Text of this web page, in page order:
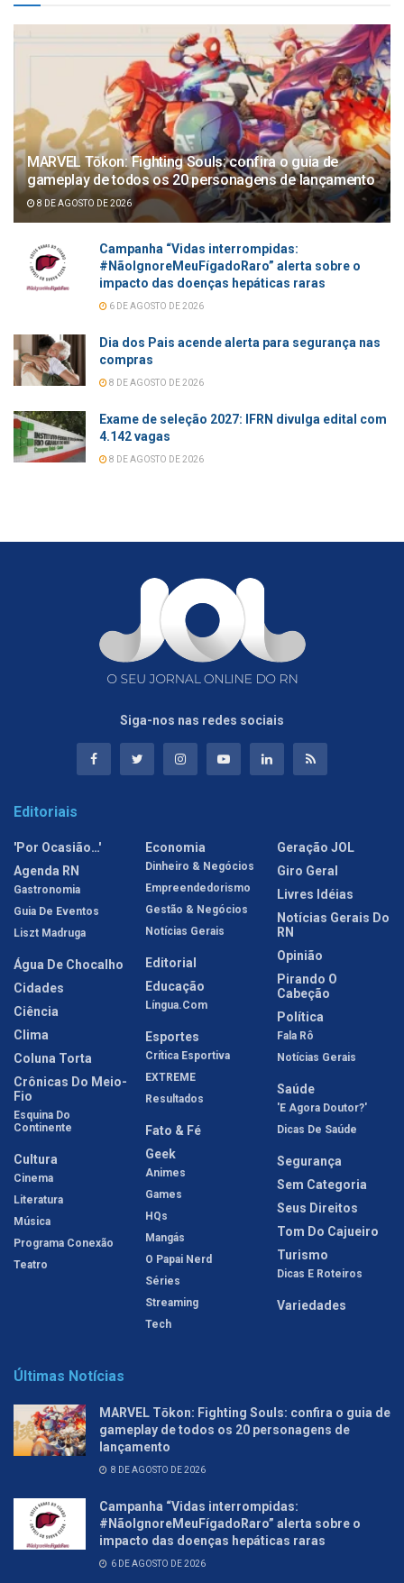
MARVEL Tōkon: Fighting Souls: confira o guia de
gameplay de todos os 20 personagens de lançamento
8 DE AGOSTO DE 2026
Campanha “Vidas interrompidas:
#NãoIgnoreMeuFígadoRaro” alerta sobre o
impacto das doenças hepáticas raras
6 DE AGOSTO DE 2026
Dia dos Pais acende alerta para segurança nas
compras
8 DE AGOSTO DE 2026
Exame de seleção 2027: IFRN divulga edital com
4.142 vagas
8 DE AGOSTO DE 2026
Siga-nos nas redes sociais
Editoriais
'Por Ocasião…'
Agenda RN
Gastronomia
Guia De Eventos
Liszt Madruga
Água De Chocalho
Cidades
Ciência
Clima
Coluna Torta
Crônicas Do Meio-
Fio
Esquina Do
Continente
Cultura
Cinema
Literatura
Música
Programa Conexão
Teatro
Economia
Dinheiro & Negócios
Empreendedorismo
Gestão & Negócios
Notícias Gerais
Editorial
Educação
Língua.com
Esportes
Crítica Esportiva
EXTREME
Resultados
Fato & Fé
Geek
Animes
Games
HQs
Mangás
O Papai Nerd
Séries
Streaming
Tech
Geração JOL
Giro Geral
Livres Idéias
Notícias Gerais Do
RN
Opinião
Pirando O
Cabeção
Política
Fala Rô
Notícias Gerais
Saúde
'E Agora Doutor?'
Dicas De Saúde
Segurança
Sem Categoria
Seus Direitos
Tom Do Cajueiro
Turismo
Dicas E Roteiros
Variedades
Últimas Notícias
MARVEL Tōkon: Fighting Souls: confira o guia de
gameplay de todos os 20 personagens de
lançamento
8 DE AGOSTO DE 2026
Campanha “Vidas interrompidas:
#NãoIgnoreMeuFígadoRaro” alerta sobre o
impacto das doenças hepáticas raras
6 DE AGOSTO DE 2026